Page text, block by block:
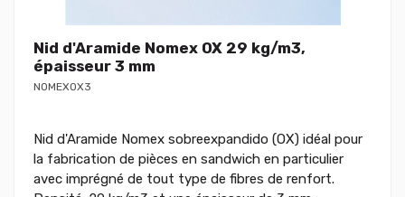
Nid d'Aramide Nomex OX 29 kg/m3,
épaisseur 3 mm
NOMEXOX3
Nid d'Aramide Nomex sobreexpandido (OX) idéal pour
la fabrication de pièces en sandwich en particulier
avec imprégné de tout type de fibres de renfort.